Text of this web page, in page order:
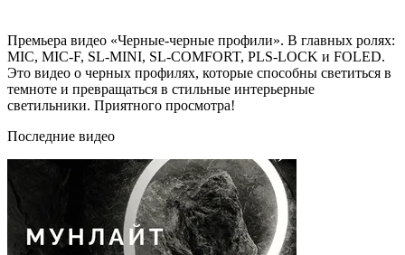
Премьера видео «Черные-черные профили». В главных ролях:
MIC, MIC-F, SL-MINI, SL-COMFORT, PLS-LOCK и FOLED.
Это видео о черных профилях, которые способны светиться в
темноте и превращаться в стильные интерьерные
светильники. Приятного просмотра!
Последние видео